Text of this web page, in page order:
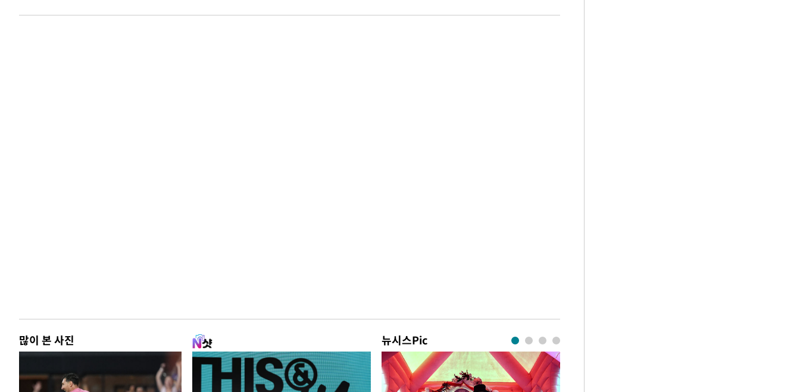
많이 본 사진 뉴시스Pic